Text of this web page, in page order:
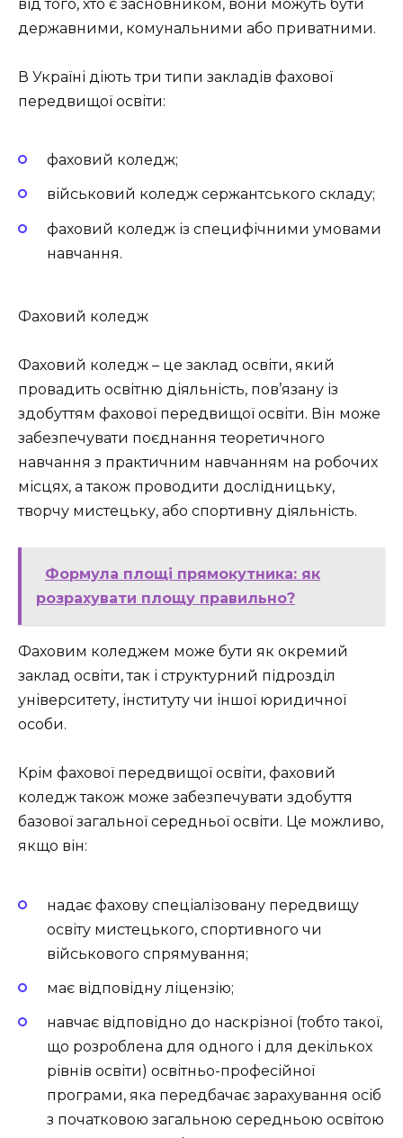
від того, хто є засновником, вони можуть бути
державними, комунальними або приватними.
В Україні діють три типи закладів фахової
передвищої освіти:
фаховий коледж;
військовий коледж сержантського складу;
фаховий коледж із специфічними умовами
навчання.
Фаховий коледж
Фаховий коледж – це заклад освіти, який
провадить освітню діяльність, пов’язану із
здобуттям фахової передвищої освіти. Він може
забезпечувати поєднання теоретичного
навчання з практичним навчанням на робочих
місцях, а також проводити дослідницьку,
творчу мистецьку, або спортивну діяльність.
Формула площі прямокутника: як
розрахувати площу правильно?
Фаховим коледжем може бути як окремий
заклад освіти, так і структурний підрозділ
університету, інституту чи іншої юридичної
особи.
Крім фахової передвищої освіти, фаховий
коледж також може забезпечувати здобуття
базової загальної середньої освіти. Це можливо,
якщо він:
надає фахову спеціалізовану передвищу
освіту мистецького, спортивного чи
військового спрямування;
має відповідну ліцензію;
навчає відповідно до наскрізної (тобто такої,
що розроблена для одного і для декількох
рівнів освіти) освітньо-професійної
програми, яка передбачає зарахування осіб
з початковою загальною середньою освітою